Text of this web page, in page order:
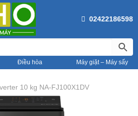
02422186598
Điều hòa Máy giặt – Máy sấy
10 kg NA-FJ100X1DV